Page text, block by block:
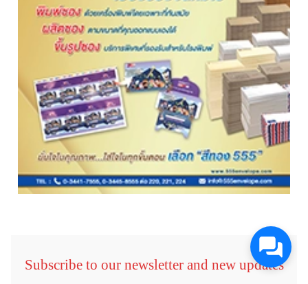
Subscribe to our newsletter and new updates